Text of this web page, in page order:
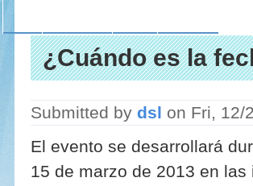
¿Cuándo es la
Submitted by dsl on Fri, 12/
El evento se desarrollará
15 de marzo de 2013 en